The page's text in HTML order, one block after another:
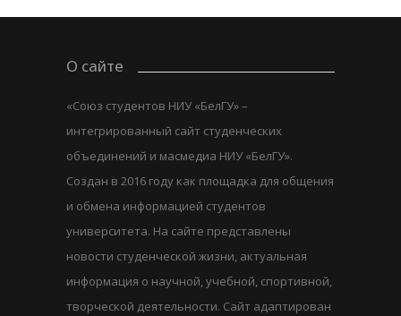
О сайте
«Союз студентов НИУ «БелГУ» –
интегрированный сайт студенческих
объединений и масмедиа НИУ «БелГУ».
Создан в 2016 году как площадка для общения
и обмена информацией студентов
университета. На сайте представлены
новости студенческой жизни, актуальная
информация о научной, учебной, спортивной,
творческой деятельности. Сайт адаптирован